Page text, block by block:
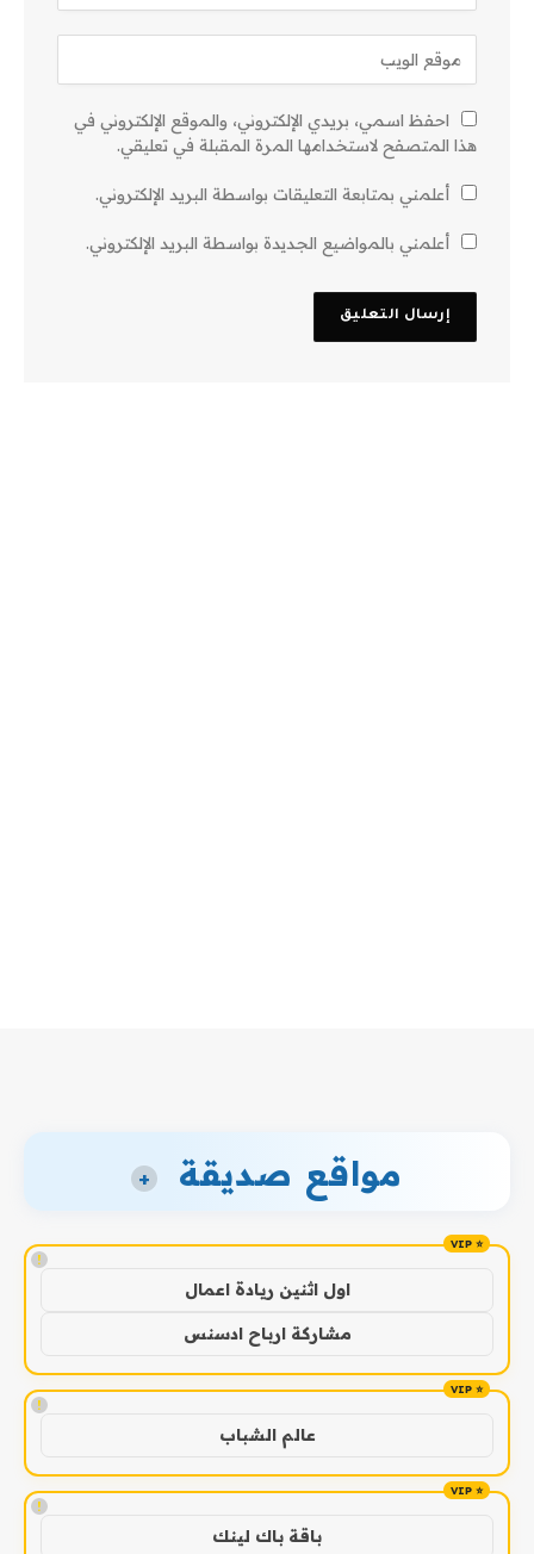
احفظ اسمي، بريدي الإلكتروني، والموقع الإلكتروني في
هذا المتصفح لاستخدامها المرة المقبلة في تعليقي.
أعلمني بمتابعة التعليقات بواسطة البريد الإلكتروني.
أعلمني بالمواضيع الجديدة بواسطة البريد الإلكتروني.
مواقع صديقة +
!
اول اثنين ريادة اعمال
مشاركة ارباح ادسنس
!
عالم الشباب
!
باقة باك لينك